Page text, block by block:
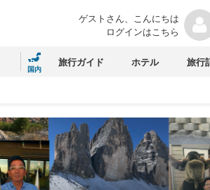
ゲストさん、こんにちは
ログインはこちら
国内
旅行ガイド ホテル 旅行